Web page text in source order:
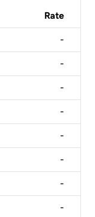
Rate
-
-
-
-
-
-
-
-